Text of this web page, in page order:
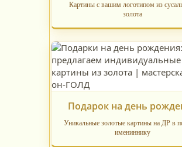
Картины с вашим логотипом из
золота
Подарок на день
Уникальные золотые картины на ДР в
имениннику